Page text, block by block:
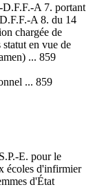
A 7. portant
A 8. du 14
chargée de
statut en vue de
... 859
... 859
E. pour le
écoles d'infirmier
d'État